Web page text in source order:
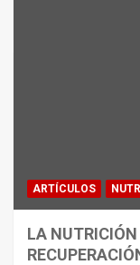
ARTÍCULOS
LA